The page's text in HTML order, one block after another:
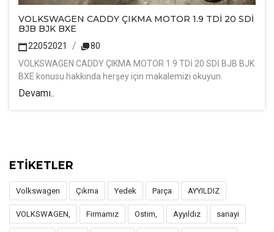
VOLKSWAGEN CADDY ÇIKMA MOTOR 1.9 TDİ 20 SDİ
BJB BJK BXE
22052021
80
VOLKSWAGEN CADDY ÇIKMA MOTOR 1.9 TDİ 20 SDİ BJB BJK
BXE konusu hakkında herşey için makalemizi okuyun.
Devamı..
ETİKETLER
Volkswagen Çıkma Yedek Parça AYYILDIZ
VOLKSWAGEN, Firmamız Ostim, Ayyıldız sanayi